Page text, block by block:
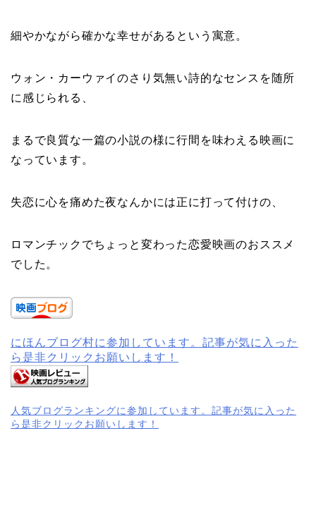
細やかながら確かな幸せがあるという寓意。
ウォン・カーウァイのさり気無い詩的なセンスを随所
に感じられる、
まるで良質な一篇の小説の様に行間を味わえる映画に
なっています。
失恋に心を痛めた夜なんかには正に打って付けの、
ロマンチックでちょっと変わった恋愛映画のおススメ
でした。
にほんブログ村に参加しています。記事が気に入った
ら是非クリックお願いします！
人気ブログランキングに参加しています。記事が気に入った
ら是非クリックお願いします！